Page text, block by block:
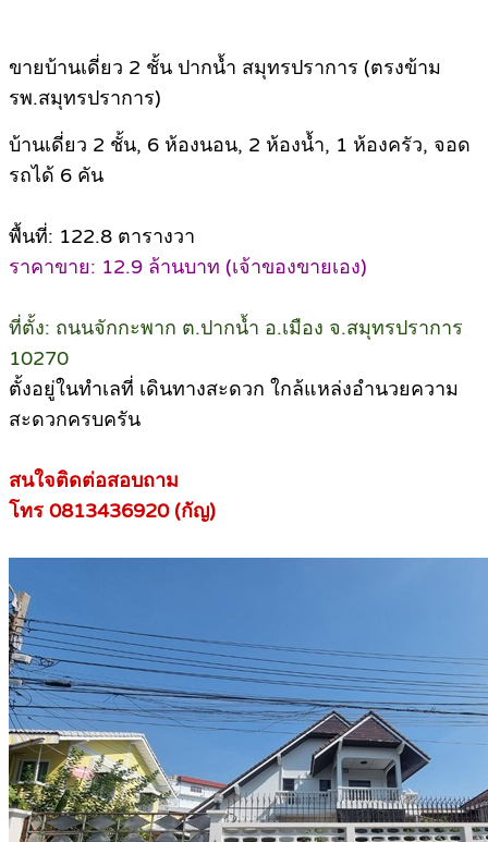
ขายบ้านเดี่ยว 2 ชั้น ปากน้ำ สมุทรปราการ (ตรงข้าม
รพ.สมุทรปราการ)
บ้านเดี่ยว 2 ชั้น, 6 ห้องนอน, 2 ห้องน้ำ, 1 ห้องครัว, จอด
รถได้ 6 คัน
พื้นที่: 122.8 ตารางวา
ราคาขาย: 12.9 ล้านบาท (เจ้าของขายเอง)
ที่ตั้ง: ถนนจักกะพาก ต.ปากน้ำ อ.เมือง จ.สมุทรปราการ
10270
ตั้งอยู่ในทำเลที่ เดินทางสะดวก ใกล้แหล่งอำนวยความ
สะดวกครบครัน
สนใจติดต่อสอบถาม
โทร 0813436920 (กัญ)